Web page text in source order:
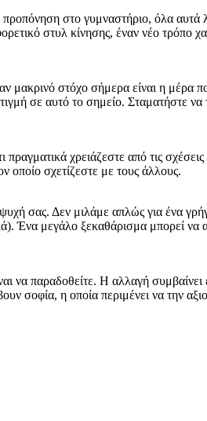
προπόνηση στο γυμναστήριο, όλα
στυλ κίνησης, έναν νέο τρόπο
μακρινό στόχο σήμερα είναι η μέρα
σε αυτό το σημείο. Σταματήστε
χρειάζεστε από τις
οποίο σχετίζεστε με τους άλλους.
σας. Δεν μιλάμε απλώς για ένα
Ένα μεγάλο ξεκαθάρισμα μπορεί
παραδοθείτε. Η αλλαγή συμβαίνει
σοφία, η οποία περιμένει να την